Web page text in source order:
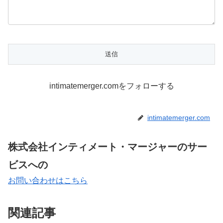
intimatemerger.comをフォローする
intimatemerger.com
株式会社インティメート・マージャーのサー
ビスへの
お問い合わせはこちら
関連記事